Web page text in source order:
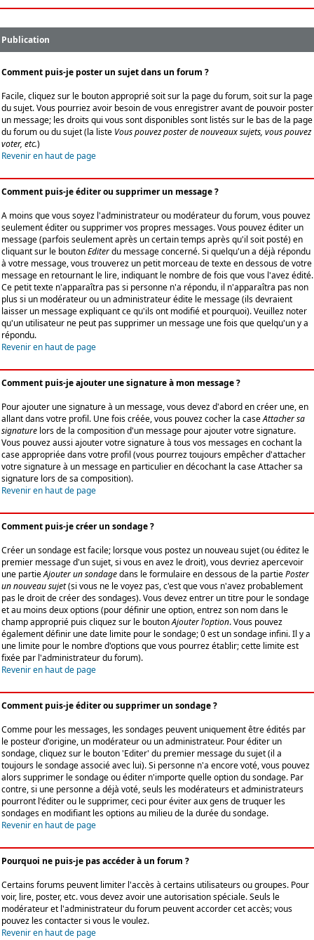
Publication
Comment puis-je poster un sujet dans un forum ?
Facile, cliquez sur le bouton approprié soit sur la page du forum, soit sur la page
du sujet. Vous pourriez avoir besoin de vous enregistrer avant de pouvoir poster
un message; les droits qui vous sont disponibles sont listés sur le bas de la page
du forum ou du sujet (la liste Vous pouvez poster de nouveaux sujets, vous pouvez
voter, etc.)
Revenir en haut de page
Comment puis-je éditer ou supprimer un message ?
A moins que vous soyez l'administrateur ou modérateur du forum, vous pouvez
seulement éditer ou supprimer vos propres messages. Vous pouvez éditer un
message (parfois seulement après un certain temps après qu'il soit posté) en
cliquant sur le boutonEditerdu message concerné. Si quelqu'un a déjà répondu
à votre message, vous trouverez un petit morceau de texte en dessous de votre
message en retournant le lire, indiquant le nombre de fois que vous l'avez édité.
Ce petit texte n'apparaîtra pas si personne n'a répondu, il n'apparaîtra pas non
plus si un modérateur ou un administrateur édite le message (ils devraient
laisser un message expliquant ce qu'ils ont modifié et pourquoi). Veuillez noter
qu'un utilisateur ne peut pas supprimer un message une fois que quelqu'un y a
répondu.
Revenir en haut de page
Comment puis-je ajouter une signature à mon message ?
Pour ajouter une signature à un message, vous devez d'abord en créer une, en
allant dans votre profil. Une fois créée, vous pouvez cocher la caseAttacher sa
signature lors de la composition d'un message pour ajouter votre signature.
Vous pouvez aussi ajouter votre signature à tous vos messages en cochant la
case appropriée dans votre profil (vous pourrez toujours empêcher d'attacher
votre signature à un message en particulier en décochant la case Attacher sa
signature lors de sa composition).
Revenir en haut de page
Comment puis-je créer un sondage ?
Créer un sondage est facile; lorsque vous postez un nouveau sujet (ou éditez le
premier message d'un sujet, si vous en avez le droit), vous devriez apercevoir
une partieAjouter un sondagedans le formulaire en dessous de la partiePoster
un nouveau sujet(si vous ne le voyez pas, c'est que vous n'avez probablement
pas le droit de créer des sondages). Vous devez entrer un titre pour le sondage
et au moins deux options (pour définir une option, entrez son nom dans le
champ approprié puis cliquez sur le boutonAjouter l'option. Vous pouvez
également définir une date limite pour le sondage; 0 est un sondage infini. Il y a
une limite pour le nombre d'options que vous pourrez établir; cette limite est
fixée par l'administrateur du forum).
Revenir en haut de page
Comment puis-je éditer ou supprimer un sondage ?
Comme pour les messages, les sondages peuvent uniquement être édités par
le posteur d'origine, un modérateur ou un administrateur. Pour éditer un
sondage, cliquez sur le bouton 'Editer' du premier message du sujet (il a
toujours le sondage associé avec lui). Si personne n'a encore voté, vous pouvez
alors supprimer le sondage ou éditer n'importe quelle option du sondage. Par
contre, si une personne a déjà voté, seuls les modérateurs et administrateurs
pourront l'éditer ou le supprimer, ceci pour éviter aux gens de truquer les
sondages en modifiant les options au milieu de la durée du sondage.
Revenir en haut de page
Pourquoi ne puis-je pas accéder à un forum ?
Certains forums peuvent limiter l'accès à certains utilisateurs ou groupes. Pour
voir, lire, poster, etc. vous devez avoir une autorisation spéciale. Seuls le
modérateur et l'administrateur du forum peuvent accorder cet accès; vous
pouvez les contacter si vous le voulez.
Revenir en haut de page